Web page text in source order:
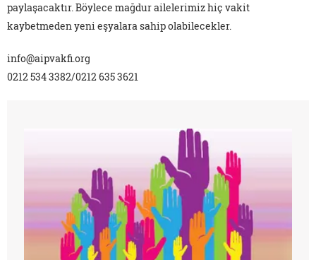
paylaşacaktır. Böylece mağdur ailelerimiz hiç vakit
kaybetmeden yeni eşyalara sahip olabilecekler.
info@aipvakfi.org
0212 534 3382/0212 635 3621